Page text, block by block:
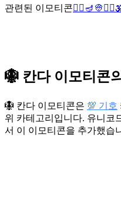
관련된 이모티콘👳‍♂️🪔 👳 🧘‍♀️
🪯 칸다 이모티콘
🪯 칸다 이모티콘은 💯 기호
위 카테고리입니다. 유니코
서 이 이모티콘을 추가했습